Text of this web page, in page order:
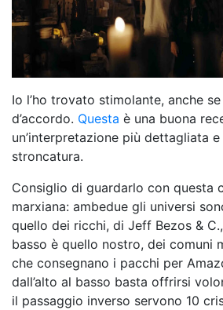
Io l’ho trovato stimolante, anche
d’accordo. Questa è una buona
un’interpretazione più dettagliata e
stroncatura.
Consiglio di guardarlo con questa
marxiana: ambedue gli universi
quello dei ricchi, di Jeff Bezos &
basso è quello nostro, dei comuni
che consegnano i pacchi per
dall’alto al basso basta offrirsi
il passaggio inverso servono 10